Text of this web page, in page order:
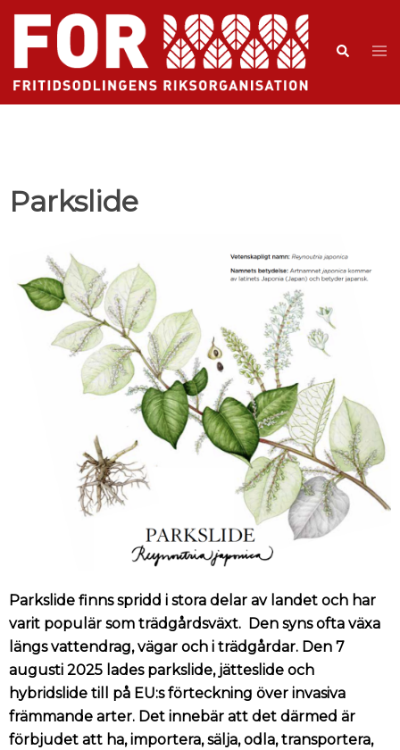
Parkslide
Parkslide finns spridd i stora delar av landet och har
varit populär som trädgårdsväxt. Den syns ofta växa
längs vattendrag, vägar och i trädgårdar. Den 7
augusti 2025 lades parkslide, jätteslide och
hybridslide till på EU:s förteckning över invasiva
främmande arter. Det innebär att det därmed är
förbjudet att ha, importera, sälja, odla, transportera,